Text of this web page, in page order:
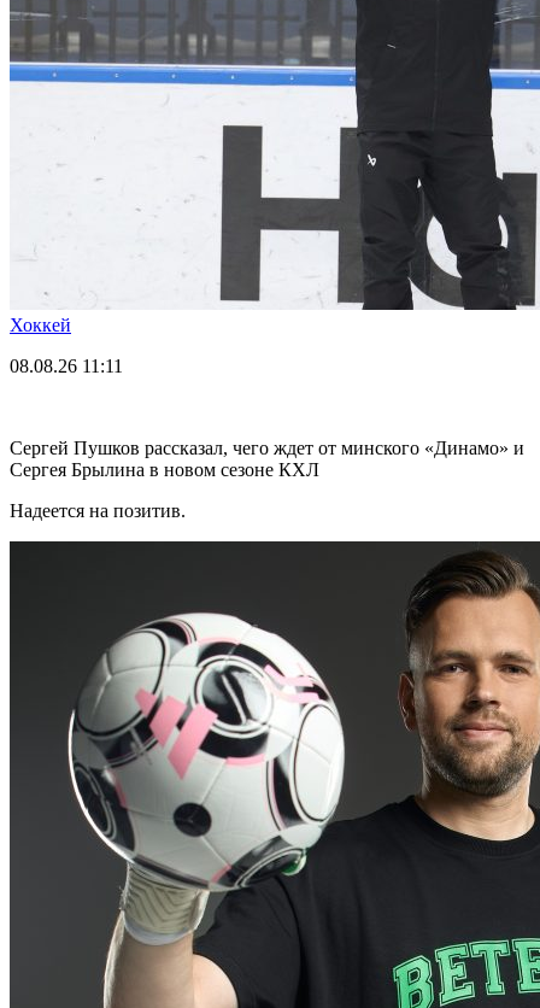
Хоккей
08.08.26 11:11
Сергей Пушков рассказал, чего ждет от минского «Динамо» и
Сергея Брылина в новом сезоне КХЛ
Надеется на позитив.